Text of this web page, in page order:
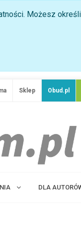
Możesz
Sklep Obud.pl
DLA